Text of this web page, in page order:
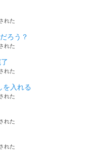
れた
ろう？
れた
れた
を入れる
れた
れた
れた